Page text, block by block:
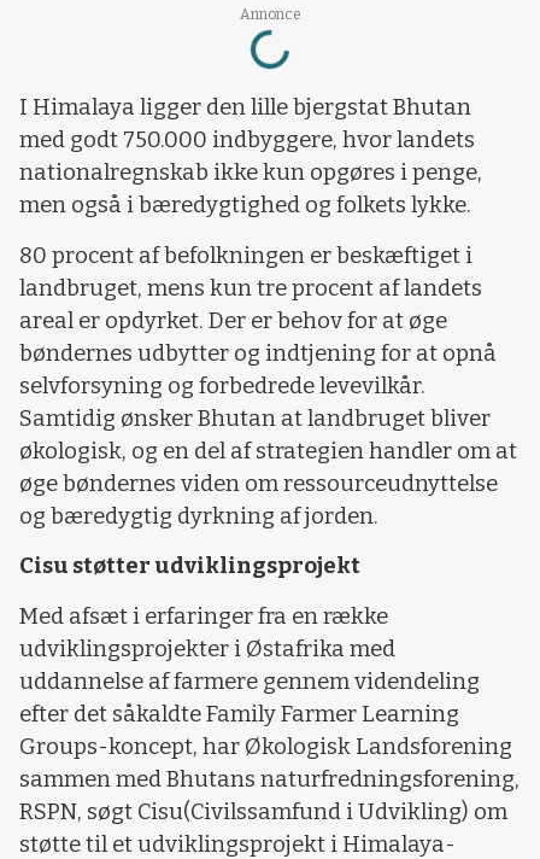
Annonce
Loading...
I Himalaya ligger den lille bjergstat Bhutan
med godt 750.000 indbyggere, hvor landets
nationalregnskab ikke kun opgøres i penge,
men også i bæredygtighed og folkets lykke.
80 procent af befolkningen er beskæftiget i
landbruget, mens kun tre procent af landets
areal er opdyrket. Der er behov for at øge
bøndernes udbytter og indtjening for at opnå
selvforsyning og forbedrede levevilkår.
Samtidig ønsker Bhutan at landbruget bliver
økologisk, og en del af strategien handler om at
øge bøndernes viden om ressourceudnyttelse
og bæredygtig dyrkning af jorden.
Cisu støtter udviklingsprojekt
Med afsæt i erfaringer fra en række
udviklingsprojekter i Østafrika med
uddannelse af farmere gennem videndeling
efter det såkaldte Family Farmer Learning
Groups-koncept, har Økologisk Landsforening
sammen med Bhutans naturfredningsforening,
RSPN, søgt Cisu(Civilssamfund i Udvikling) om
støtte til et udviklingsprojekt i Himalaya-